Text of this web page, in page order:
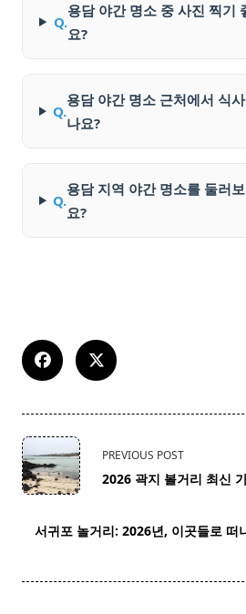
Q.
용담 야간 명소 중 사진 찍기
요?
Q.
용담 야간 명소 근처에서 식
나요?
Q.
용담 지역 야간 명소를 둘러
요?
<span
class="nav-
subtitle
reader-
PREVIOUS POST
2026 곽지 볼거리 최신
서귀포 놀거리: 2026년, 이곳들로 떠